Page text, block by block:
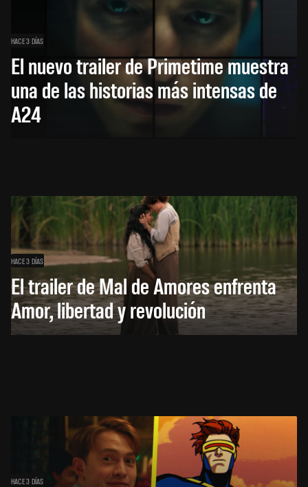
HACE 3 DÍAS
El nuevo trailer de Primetime muestra
una de las historias más intensas de
A24
HACE 3 DÍAS
El trailer de Mal de Amores enfrenta
Amor, libertad y revolución
HACE 3 DÍAS